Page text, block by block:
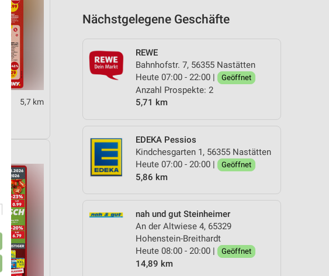
Nächstgelegene Geschäfte
REWE
Bahnhofstr. 7, 56355 Nastätten
Heute 07:00 - 22:00 |
Geöffnet
Anzahl Prospekte: 2
5,71 km
EDEKA Pessios
Kindchesgarten 1, 56355 Nastätten
Heute 07:00 - 20:00 |
Geöffnet
5,86 km
nah und gut Steinheimer
An der Altwiese 4, 65329
Hohenstein-Breithardt
Heute 08:00 - 20:00 |
Geöffnet
14,89 km
5,7 km